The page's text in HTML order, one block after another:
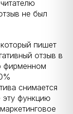
не был
пишет
отзыв в
фирменном
снимается
функцию